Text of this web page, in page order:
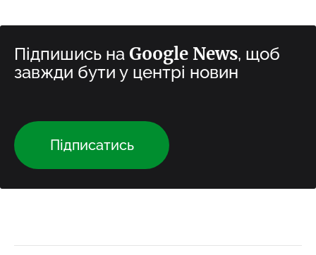
Підпишись на Google News, щоб
завжди бути у центрі новин
Підписатись